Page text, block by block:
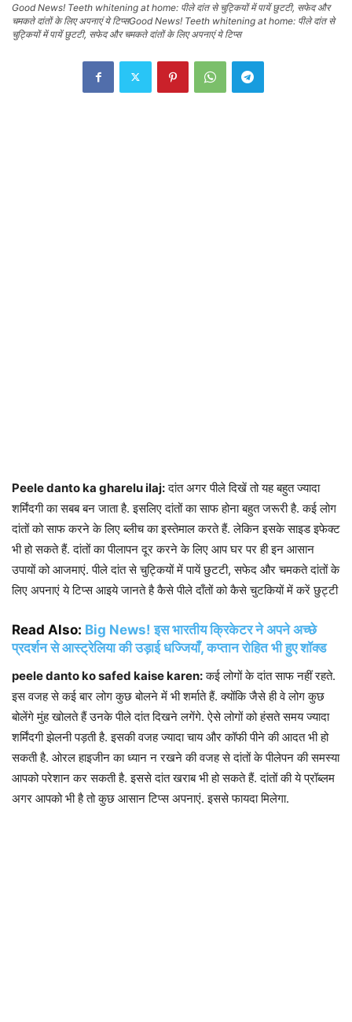
Good News! Teeth whitening at home: पीले दांत से चुट्कियों में पायें छुटटी, सफेद और
चमकते दांतों के लिए अपनाएं ये टिप्सGood News! Teeth whitening at home: पीले दांत से
चुट्कियों में पायें छुटटी, सफेद और चमकते दांतों के लिए अपनाएं ये टिप्स
Peele danto ka gharelu ilaj:दांत अगर पीले दिखें तो यह बहुत ज्‍यादा
शर्मिंदगी का सबब बन जाता है. इसलिए दांतों का साफ होना बहुत जरूरी है. कई लोग
दांतों को साफ करने के लिए ब्लीच का इस्तेमाल करते हैं. लेकिन इसके साइड इफेक्ट
भी हो सकते हैं. दांतों का पीलापन दूर करने के लिए आप घर पर ही इन आसान
उपायों को आजमाएं. पीले दांत से चुट्कियों में पायें छुटटी, सफेद और चमकते दांतों के
लिए अपनाएं ये टिप्स आइये जानते है कैसे पीले दाँतों को कैसे चुटकियों में करें छुट्टी
Read Also: Big News! इस भारतीय क्रिकेटर ने अपने अच्छे
प्रदर्शन से आस्ट्रेलिया की उड़ाई धज्जियाँ, कप्तान रोहित भी हुए शॉक्ड
peele danto ko safed kaise karen:कई लोगों के दांत साफ नहीं रहते.
इस वजह से कई बार लोग कुछ बोलने में भी शर्माते हैं. क्‍यों‍कि जैसे ही वे लोग कुछ
बोलेंगे मुंह खोलते हैं उनके पीले दांत दिखने लगेंगे. ऐसे लोगों को हंसते समय ज्यादा
शर्मिंदगी झेलनी पड़ती है. इसकी वजह ज्यादा चाय और कॉफी पीने की आदत भी हो
सकती है. ओरल हाइजीन का ध्यान न रखने की वजह से दांतों के पीलेपन की समस्या
आपको परेशान कर सकती है. इससे दांत खराब भी हो सकते हैं. दांतों की ये प्रॉब्लम
अगर आपको भी है तो कुछ आसान टिप्स अपनाएं. इससे फायदा मिलेगा.